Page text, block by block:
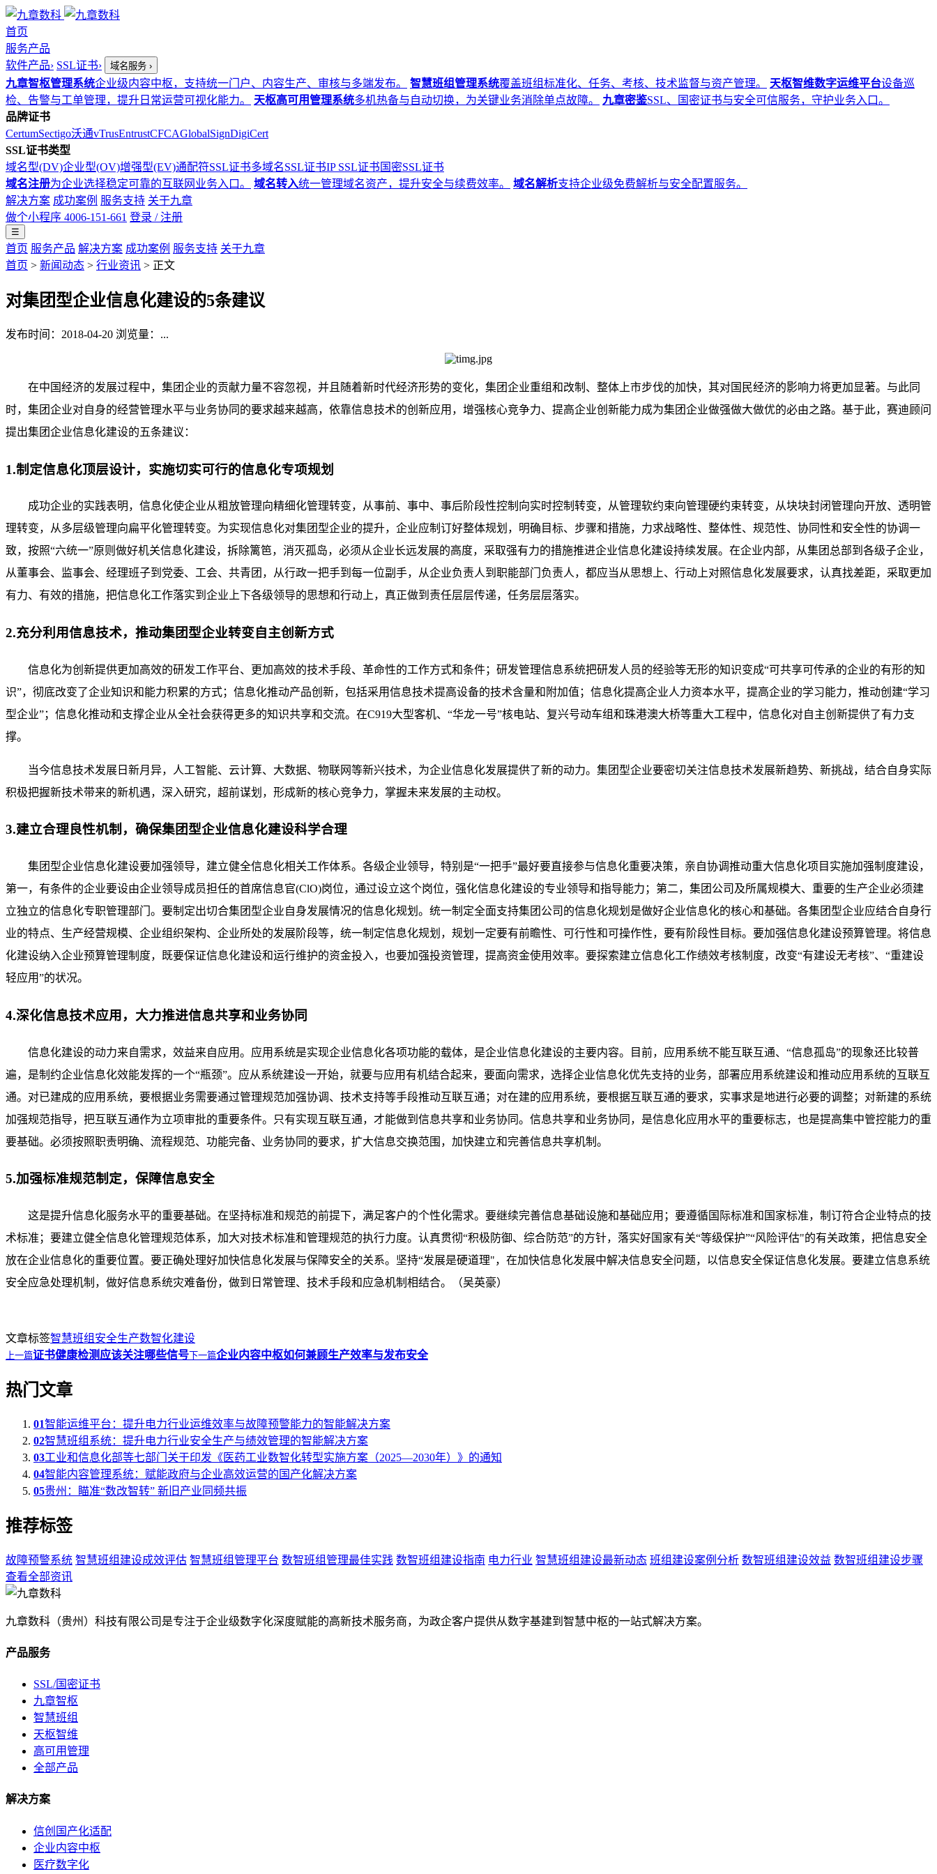
首页
服务产品
软件产品› SSL证书› 域名服务 ›
九章智枢管理系统企业级内容中枢，支持统一门户、内容生产、审核与多端发布。 智慧班组管理系统覆盖班组标准化、任务、考核、技术监督与资产管理。 天枢智维数字运维平台设备巡
检、告警与工单管理，提升日常运营可视化能力。
天枢高可用管理系统多机热备与自动切换，为关键业务消除单点故障。 九章密鉴SSL、国密证书与安全可信服务，守护业务入口。
品牌证书
CertumSectigo沃通vTrusEntrustCFCAGlobalSignDigiCert
SSL证书类型
域名型(DV)企业型(OV)增强型(EV)通配符SSL证书多域名SSL证书IP SSL证书 国密SSL证书
域名注册为企业选择稳定可靠的互联网业务入口。 域名转入统一管理域名资产，提升安全与续费效率。 域名解析支持企业级免费解析与安全配置服务。
解决方案 成功案例 服务支持 关于九章
做个小程序 4006-151-661 登录 / 注册
☰
首页 服务产品 解决方案 成功案例 服务支持 关于九章
首页 > 新闻动态 > 行业资讯 > 正文
对集团型企业信息化建设的5条建议
发布时间：2018-04-20 浏览量： ...
在中国经济的发展过程中，集团企业的贡献力量不容忽视，并且随着新时代经济形势的变化，集团企业重组和改制、整体上市步伐的加快，其对国民经济的影响力将更加显著。与此同
时，集团企业对自身的经营管理水平与业务协同的要求越来越高，依靠信息技术的创新应用，增强核心竞争力、提高企业创新能力成为集团企业做强做大做优的必由之路。基于此，赛迪顾问
提出集团企业信息化建设的五条建议：
1.制定信息化顶层设计，实施切实可行的信息化专项规划
成功企业的实践表明，信息化使企业从粗放管理向精细化管理转变，从事前、事中、事后阶段性控制向实时控制转变，从管理软约束向管理硬约束转变，从块块封闭管理向开放、透明管
理转变，从多层级管理向扁平化管理转变。为实现信息化对集团型企业的提升，企业应制订好整体规划，明确目标、步骤和措施，力求战略性、整体性、规范性、协同性和安全性的协调一
致，按照“六统一”原则做好机关信息化建设，拆除篱笆，消灭孤岛，必须从企业长远发展的高度，采取强有力的措施推进企业信息化建设持续发展。在企业内部，从集团总部到各级子企业，
从董事会、监事会、经理班子到党委、工会、共青团，从行政一把手到每一位副手，从企业负责人到职能部门负责人，都应当从思想上、行动上对照信息化发展要求，认真找差距，采取更加
有力、有效的措施，把信息化工作落实到企业上下各级领导的思想和行动上，真正做到责任层层传递，任务层层落实。
2.充分利用信息技术，推动集团型企业转变自主创新方式
信息化为创新提供更加高效的研发工作平台、更加高效的技术手段、革命性的工作方式和条件；研发管理信息系统把研发人员的经验等无形的知识变成“可共享可传承的企业的有形的知
识”，彻底改变了企业知识和能力积累的方式；信息化推动产品创新，包括采用信息技术提高设备的技术含量和附加值；信息化提高企业人力资本水平，提高企业的学习能力，推动创建“学习
型企业”；信息化推动和支撑企业从全社会获得更多的知识共享和交流。在C919大型客机、“华龙一号”核电站、复兴号动车组和珠港澳大桥等重大工程中，信息化对自主创新提供了有力支
撑。
当今信息技术发展日新月异，人工智能、云计算、大数据、物联网等新兴技术，为企业信息化发展提供了新的动力。集团型企业要密切关注信息技术发展新趋势、新挑战，结合自身实际
积极把握新技术带来的新机遇，深入研究，超前谋划，形成新的核心竞争力，掌握未来发展的主动权。
3.建立合理良性机制，确保集团型企业信息化建设科学合理
集团型企业信息化建设要加强领导，建立健全信息化相关工作体系。各级企业领导，特别是“一把手”最好要直接参与信息化重要决策，亲自协调推动重大信息化项目实施加强制度建设，
第一，有条件的企业要设由企业领导成员担任的首席信息官(ClO)岗位，通过设立这个岗位，强化信息化建设的专业领导和指导能力；第二，集团公司及所属规模大、重要的生产企业必须建
立独立的信息化专职管理部门。要制定出切合集团型企业自身发展情况的信息化规划。统一制定全面支持集团公司的信息化规划是做好企业信息化的核心和基础。各集团型企业应结合自身行
业的特点、生产经营规模、企业组织架构、企业所处的发展阶段等，统一制定信息化规划，规划一定要有前瞻性、可行性和可操作性，要有阶段性目标。要加强信息化建设预算管理。将信息
化建设纳入企业预算管理制度，既要保证信息化建设和运行维护的资金投入，也要加强投资管理，提高资金使用效率。要探索建立信息化工作绩效考核制度，改变“有建设无考核”、“重建设
轻应用”的状况。
4.深化信息技术应用，大力推进信息共享和业务协同
信息化建设的动力来自需求，效益来自应用。应用系统是实现企业信息化各项功能的载体，是企业信息化建设的主要内容。目前，应用系统不能互联互通、“信息孤岛”的现象还比较普
遍，是制约企业信息化效能发挥的一个“瓶颈”。应从系统建设一开始，就要与应用有机结合起来，要面向需求，选择企业信息化优先支持的业务，部署应用系统建设和推动应用系统的互联互
通。对已建成的应用系统，要根据业务需要通过管理规范加强协调、技术支持等手段推动互联互通；对在建的应用系统，要根据互联互通的要求，实事求是地进行必要的调整；对新建的系统
加强规范指导，把互联互通作为立项审批的重要条件。只有实现互联互通，才能做到信息共享和业务协同。信息共享和业务协同，是信息化应用水平的重要标志，也是提高集中管控能力的重
要基础。必须按照职责明确、流程规范、功能完备、业务协同的要求，扩大信息交换范围，加快建立和完善信息共享机制。
5.加强标准规范制定，保障信息安全
这是提升信息化服务水平的重要基础。在坚持标准和规范的前提下，满足客户的个性化需求。要继续完善信息基础设施和基础应用；要遵循国际标准和国家标准，制订符合企业特点的技
术标准；要建立健全信息化管理规范体系，加大对技术标准和管理规范的执行力度。认真贯彻“积极防御、综合防范”的方针，落实好国家有关“等级保护”“风险评估"的有关政策，把信息安全
放在企业信息化的重要位置。要正确处理好加快信息化发展与保障安全的关系。坚持“发展是硬道理"，在加快信息化发展中解决信息安全问题，以信息安全保证信息化发展。要建立信息系统
安全应急处理机制，做好信息系统灾难备份，做到日常管理、技术手段和应急机制相结合。（吴英豪）
文章标签智慧班组 安全生产数智化建设
上一篇证书健康检测应该关注哪些信号 下一篇企业内容中枢如何兼顾生产效率与发布安全
热门文章
01智能运维平台：提升电力行业运维效率与故障预警能力的智能解决方案
02智慧班组系统：提升电力行业安全生产与绩效管理的智能解决方案
03工业和信息化部等七部门关于印发《医药工业数智化转型实施方案（2025—2030年）》的通知
04智能内容管理系统：赋能政府与企业高效运营的国产化解决方案
05贵州：瞄准“数改智转” 新旧产业同频共振
推荐标签
故障预警系统 智慧班组建设成效评估 智慧班组管理平台 数智班组管理最佳实践 数智班组建设指南 电力行业 智慧班组建设最新动态 班组建设案例分析 数智班组建设效益 数智班组建设步骤
查看全部资讯
九章数科（贵州）科技有限公司是专注于企业级数字化深度赋能的高新技术服务商，为政企客户提供从数字基建到智慧中枢的一站式解决方案。
产品服务
SSL/国密证书
九章智枢
智慧班组
天枢智维
高可用管理
全部产品
解决方案
信创国产化适配
企业内容中枢
医疗数字化